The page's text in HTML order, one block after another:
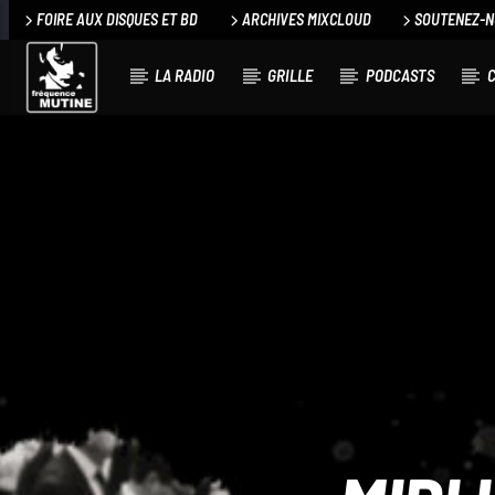
FOIRE AUX DISQUES ET BD ARCHIVES MIXCLOUD SOUTENEZ-
LA RADIO GRILLE PODCASTS